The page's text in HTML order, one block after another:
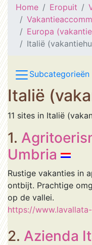
Home Eropuit
Europa
Italië
Subcategorieën
Italië
11 sites in Italië
1.
Umbria
Rustige vakanties in
ontbijt. Prachtige
op de vallei.
https://
2. Azienda